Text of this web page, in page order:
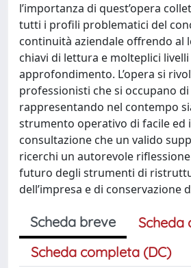
l’importanza di quest’opera
tutti i profili problematici del
continuità aziendale offrendo al
chiavi di lettura e molteplici livelli
approfondimento. L’opera si
professionisti che si occupano di
rappresentando nel contempo
strumento operativo di facile ed
consultazione che un valido
ricerchi un autorevole
futuro degli strumenti di
dell’impresa e di conservazione
Scheda breve
Scheda
Scheda completa (DC)